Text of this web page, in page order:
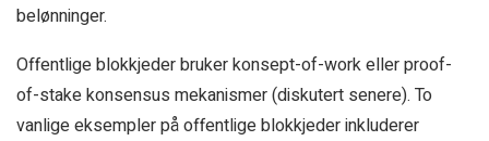
belønninger.
Offentlige blokkjeder bruker konsept-of-work eller proof-
of-stake konsensus mekanismer (diskutert senere). To
vanlige eksempler på offentlige blokkjeder inkluderer